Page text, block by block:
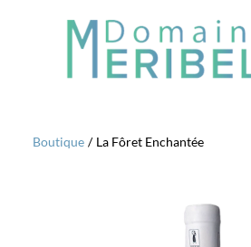
Boutique / La Fôret Enchantée